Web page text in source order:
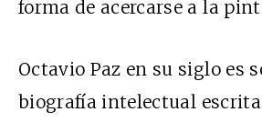
forma de acercarse a la
Octavio Paz en su siglo es
biografía intelectual escrita